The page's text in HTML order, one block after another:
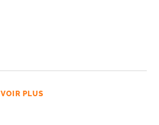
VOIR PLUS